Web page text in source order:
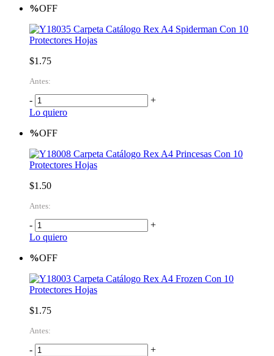
%OFF
Carpeta Catálogo Rex A4 Spiderman Con 10
Protectores Hojas
$1.75
Antes:
-
+
Lo quiero
%OFF
Carpeta Catálogo Rex A4 Princesas Con 10
Protectores Hojas
$1.50
Antes:
-
+
Lo quiero
%OFF
Carpeta Catálogo Rex A4 Frozen Con 10
Protectores Hojas
$1.75
Antes:
-
+